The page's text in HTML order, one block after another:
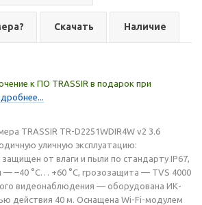
Скачать Наличие
к ПО TRASSIR в подарок при
TRASSIR TR-D2251WDIR4W v2 3.6
уличную эксплуатацию:
защищен от влаги и пыли по стандарту IP67,
–40 °C… +60 °C, грозозащита — TVS 4000
видеонаблюдения — оборудована ИК-
действия 40 м. Оснащена Wi-Fi-модулем